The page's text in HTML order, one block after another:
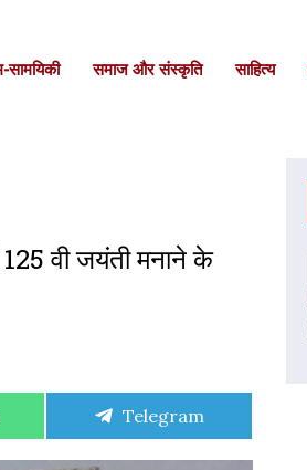
सामयिकी समाज और संस्कृति साहित्‍य
वी जयंती मनाने के
Share
Telegram